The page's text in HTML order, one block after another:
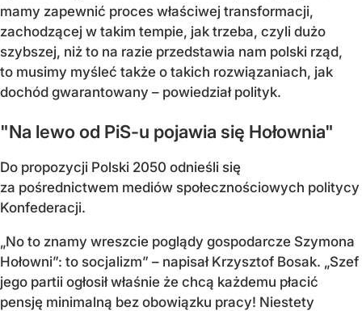
mamy zapewnić proces właściwej transformacji,
zachodzącej w takim tempie, jak trzeba, czyli dużo
szybszej, niż to na razie przedstawia nam polski rząd,
to musimy myśleć także o takich rozwiązaniach, jak
dochód gwarantowany – powiedział polityk.
"Na lewo od PiS-u pojawia się Hołownia"
Do propozycji Polski 2050 odnieśli się
za pośrednictwem mediów społecznościowych politycy
Konfederacji.
„No to znamy wreszcie poglądy gospodarcze Szymona
Hołowni”: to socjalizm” – napisał Krzysztof Bosak. „Szef
jego partii ogłosił właśnie że chcą każdemu płacić
pensję minimalną bez obowiązku pracy! Niestety